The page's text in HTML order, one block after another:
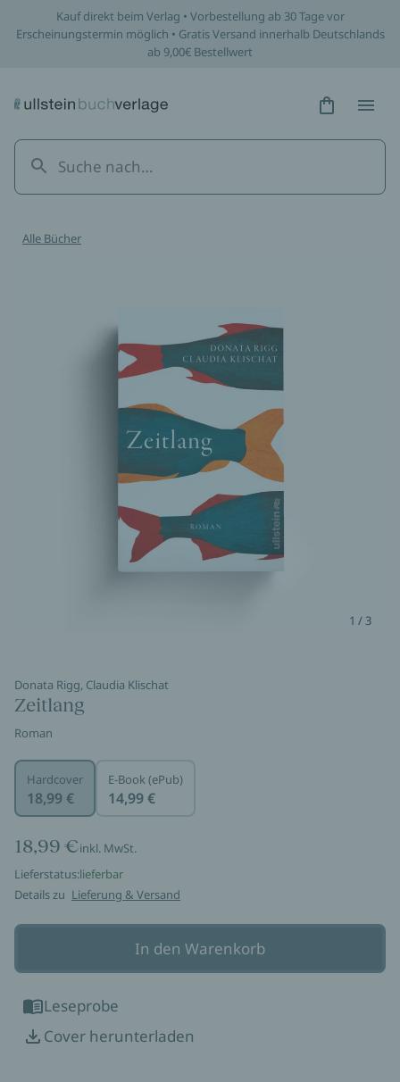
Kauf direkt beim Verlag • Vorbestellung ab 30 Tage vor
Erscheinungstermin möglich • Gratis Versand innerhalb Deutschlands
ab 9,00€ Bestellwert
Hidden
Alle Bücher
1 / 3
Donata Rigg, Claudia Klischat
Zeitlang
Roman
Hardcover
18,99 €
E-Book (ePub)
14,99 €
18,99 €inkl. MwSt.
Lieferstatus:lieferbar
Details zu Lieferung & Versand
In den Warenkorb
Leseprobe
Cover herunterladen